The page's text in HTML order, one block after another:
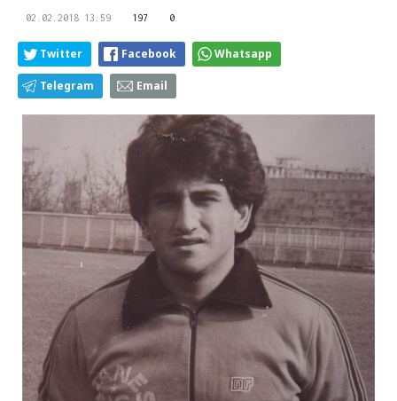
02.02.2018 13:59 197 0
Twitter Facebook Whatsapp
Telegram Email